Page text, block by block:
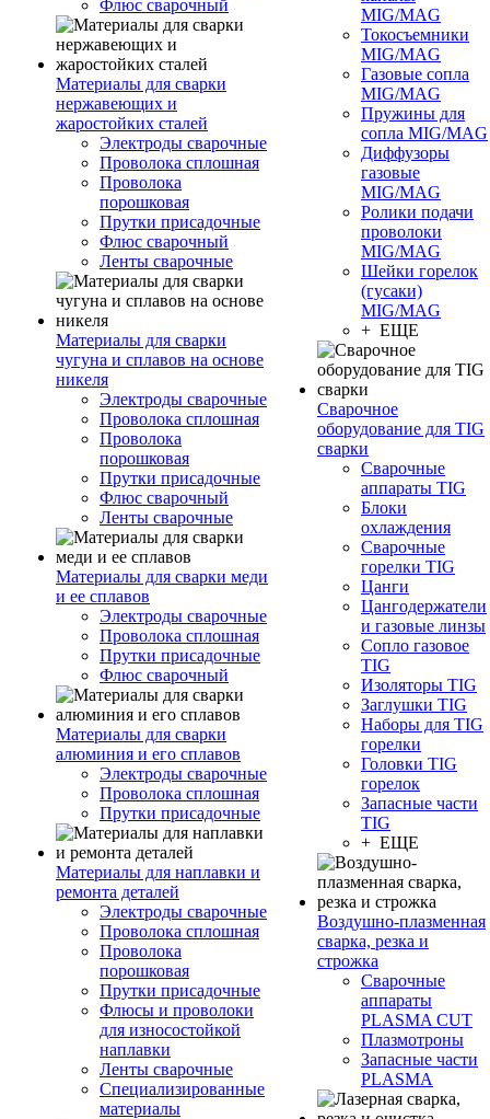
Флюс сварочный
Материалы для сварки
нержавеющих и
жаростойких сталей
Электроды сварочные
Проволока сплошная
Проволока
порошковая
Прутки присадочные
Флюс сварочный
Ленты сварочные
Материалы для сварки
чугуна и сплавов на основе
никеля
Электроды сварочные
Проволока сплошная
Проволока
порошковая
Прутки присадочные
Флюс сварочный
Ленты сварочные
Материалы для сварки меди
и ее сплавов
Электроды сварочные
Проволока сплошная
Прутки присадочные
Флюс сварочный
Материалы для сварки
алюминия и его сплавов
Электроды сварочные
Проволока сплошная
Прутки присадочные
Материалы для наплавки и
ремонта деталей
Электроды сварочные
Проволока сплошная
Проволока
порошковая
Прутки присадочные
Флюсы и проволоки
для износостойкой
наплавки
Ленты сварочные
Специализированные
материалы
MIG/MAG
Токосъемники
MIG/MAG
Газовые сопла
MIG/MAG
Пружины для
сопла MIG/MAG
Диффузоры
газовые
MIG/MAG
Ролики подачи
проволоки
MIG/MAG
Шейки горелок
(гусаки)
MIG/MAG
+ ЕЩЕ
Сварочное
оборудование для TIG
сварки
Сварочные
аппараты TIG
Блоки
охлаждения
Сварочные
горелки TIG
Цанги
Цангодержатели
и газовые линзы
Сопло газовое
TIG
Изоляторы TIG
Заглушки TIG
Наборы для TIG
горелки
Головки TIG
горелок
Запасные части
TIG
+ ЕЩЕ
Воздушно-плазменная
сварка, резка и
строжка
Сварочные
аппараты
PLASMA CUT
Плазмотроны
Запасные части
PLASMA